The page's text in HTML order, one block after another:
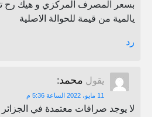
بسعر المصرف المركزي و هيك رح
يالمية من قيمة للحوالة الاصلية
رد
يقول محمد:
11 مايو، 2022 الساعة 5:36 م
لا يوجد صرافات معتمدة في الجزائر